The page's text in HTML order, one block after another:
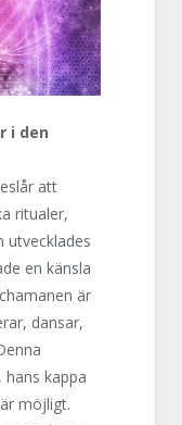
i den
att
ritualer,
utvecklades
en känsla
är
dansar,
kappa
möjligt.